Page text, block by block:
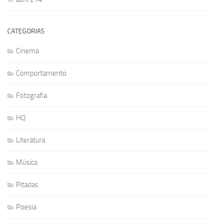
CATEGORIAS
Cinema
Comportamento
Fotografia
HQ
Literatura
Música
Pitadas
Poesia